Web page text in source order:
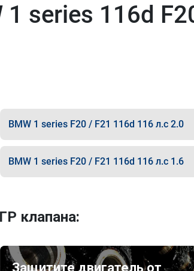
series 116d
BMW 1 series F20 / F21 116d 116 л.с 2.0
BMW 1 series F20 / F21 116d 116 л.с 1.6
клапана:
Защитите двигатель от